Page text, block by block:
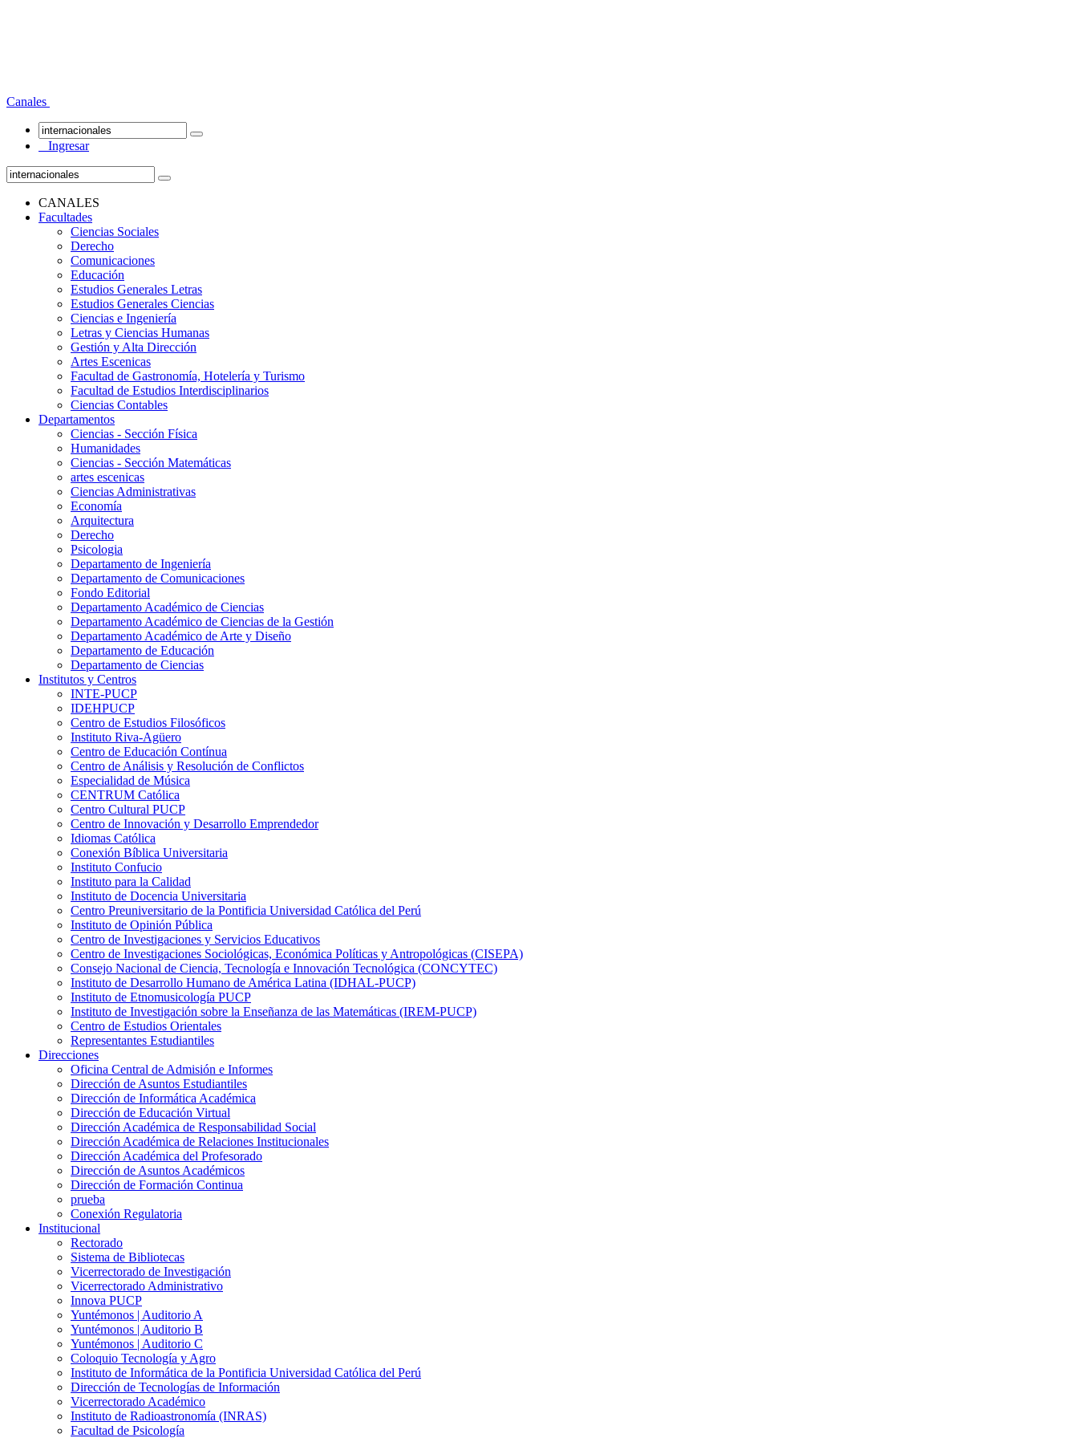
Canales
Ingresar
CANALES
Facultades
Ciencias Sociales
Derecho
Comunicaciones
Educación
Estudios Generales Letras
Estudios Generales Ciencias
Ciencias e Ingeniería
Letras y Ciencias Humanas
Gestión y Alta Dirección
Artes Escenicas
Facultad de Gastronomía, Hotelería y Turismo
Facultad de Estudios Interdisciplinarios
Ciencias Contables
Departamentos
Ciencias - Sección Física
Humanidades
Ciencias - Sección Matemáticas
artes escenicas
Ciencias Administrativas
Economía
Arquitectura
Derecho
Psicologia
Departamento de Ingeniería
Departamento de Comunicaciones
Fondo Editorial
Departamento Académico de Ciencias
Departamento Académico de Ciencias de la Gestión
Departamento Académico de Arte y Diseño
Departamento de Educación
Departamento de Ciencias
Institutos y Centros
INTE-PUCP
IDEHPUCP
Centro de Estudios Filosóficos
Instituto Riva-Agüero
Centro de Educación Contínua
Centro de Análisis y Resolución de Conflictos
Especialidad de Música
CENTRUM Católica
Centro Cultural PUCP
Centro de Innovación y Desarrollo Emprendedor
Idiomas Católica
Conexión Bíblica Universitaria
Instituto Confucio
Instituto para la Calidad
Instituto de Docencia Universitaria
Centro Preuniversitario de la Pontificia Universidad Católica del Perú
Instituto de Opinión Pública
Centro de Investigaciones y Servicios Educativos
Centro de Investigaciones Sociológicas, Económica Políticas y Antropológicas (CISEPA)
Consejo Nacional de Ciencia, Tecnología e Innovación Tecnológica (CONCYTEC)
Instituto de Desarrollo Humano de América Latina (IDHAL-PUCP)
Instituto de Etnomusicología PUCP
Instituto de Investigación sobre la Enseñanza de las Matemáticas (IREM-PUCP)
Centro de Estudios Orientales
Representantes Estudiantiles
Direcciones
Oficina Central de Admisión e Informes
Dirección de Asuntos Estudiantiles
Dirección de Informática Académica
Dirección de Educación Virtual
Dirección Académica de Responsabilidad Social
Dirección Académica de Relaciones Institucionales
Dirección Académica del Profesorado
Dirección de Asuntos Académicos
Dirección de Formación Continua
prueba
Conexión Regulatoria
Institucional
Rectorado
Sistema de Bibliotecas
Vicerrectorado de Investigación
Vicerrectorado Administrativo
Innova PUCP
Yuntémonos | Auditorio A
Yuntémonos | Auditorio B
Yuntémonos | Auditorio C
Coloquio Tecnología y Agro
Instituto de Informática de la Pontificia Universidad Católica del Perú
Dirección de Tecnologías de Información
Vicerrectorado Académico
Instituto de Radioastronomía (INRAS)
Facultad de Psicología